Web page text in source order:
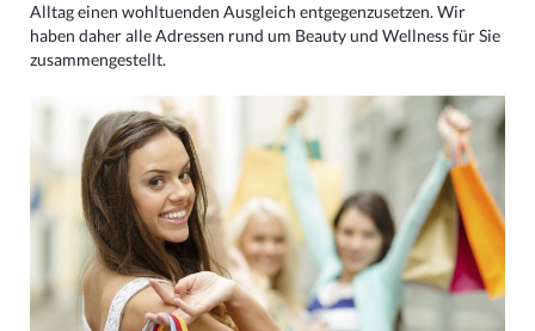
Alltag einen wohltuenden Ausgleich entgegenzusetzen. Wir
haben daher alle Adressen rund um Beauty und Wellness für Sie
zusammengestellt.